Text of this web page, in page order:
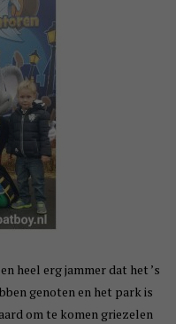
heel erg jammer dat het ’s
genoten en het park is
om te komen griezelen